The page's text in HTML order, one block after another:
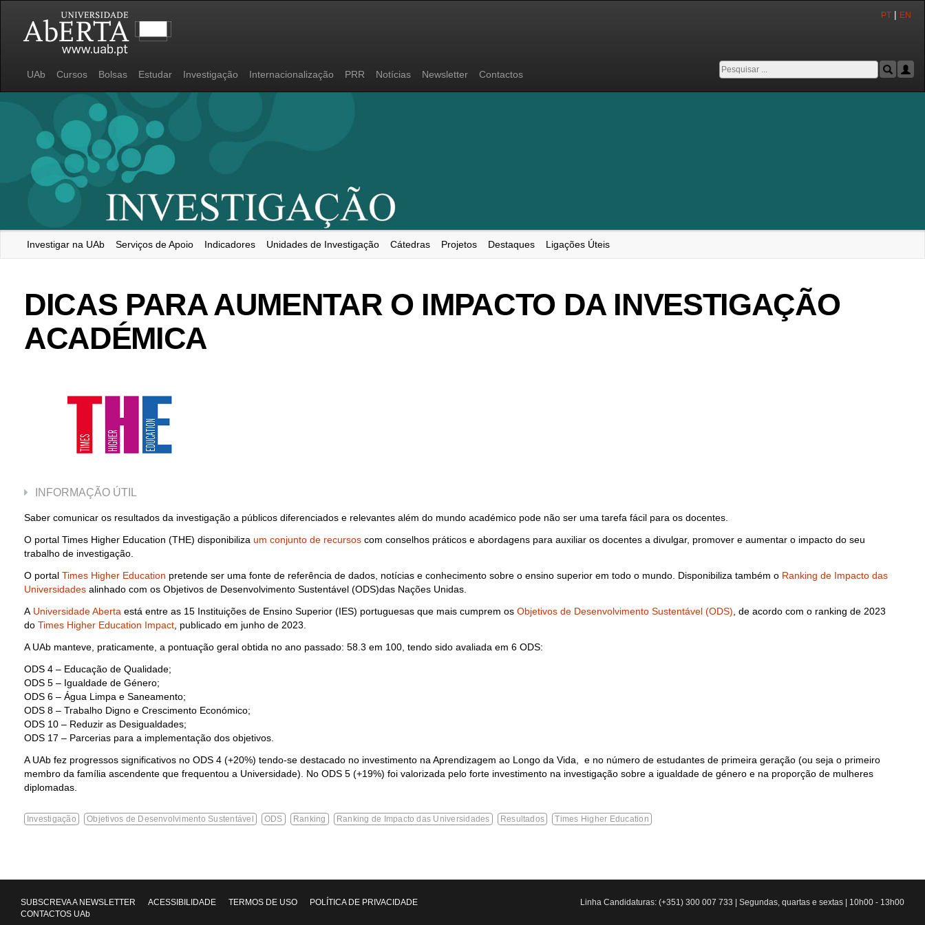
PT| EN
UAb Cursos Bolsas Estudar Investigação Internacionalização PRR Notícias Newsletter Contactos
Investigar na UAb Serviços de Apoio Indicadores Unidades de Investigação Cátedras Projetos Destaques Ligações Úteis
DICAS PARA AUMENTAR O IMPACTO DA INVESTIGAÇÃO
ACADÉMICA
INFORMAÇÃO ÚTIL
Saber comunicar os resultados da investigação a públicos diferenciados e relevantes além do mundo académico pode não ser uma tarefa fácil para os docentes.
O portal Times Higher Education (THE) disponibiliza um conjunto de recursos com conselhos práticos e abordagens para auxiliar os docentes a divulgar, promover e aumentar o impacto do seu
trabalho de investigação.
O portal Times Higher Education pretende ser uma fonte de referência de dados, notícias e conhecimento sobre o ensino superior em todo o mundo. Disponibiliza também o Ranking de Impacto das
Universidades alinhado com os Objetivos de Desenvolvimento Sustentável (ODS)das Nações Unidas.
A Universidade Aberta está entre as 15 Instituições de Ensino Superior (IES) portuguesas que mais cumprem os Objetivos de Desenvolvimento Sustentável (ODS) , de acordo com o ranking de 2023
do Times Higher Education Impact , publicado em junho de 2023.
A UAb manteve, praticamente, a pontuação geral obtida no ano passado: 58.3 em 100, tendo sido avaliada em 6 ODS:
ODS 4 – Educação de Qualidade;
ODS 5 – Igualdade de Género;
ODS 6 – Água Limpa e Saneamento;
ODS 8 – Trabalho Digno e Crescimento Económico;
ODS 10 – Reduzir as Desigualdades;
ODS 17 – Parcerias para a implementação dos objetivos.
A UAb fez progressos significativos no ODS 4 (+20%) tendo-se destacado no investimento na Aprendizagem ao Longo da Vida, e no número de estudantes de primeira geração (ou seja o primeiro
membro da família ascendente que frequentou a Universidade). No ODS 5 (+19%) foi valorizada pelo forte investimento na investigação sobre a igualdade de género e na proporção de mulheres
diplomadas.
Investigação Objetivos de Desenvolvimento Sustentável ODS Ranking Ranking de Impacto das Universidades Resultados Times Higher Education
SUBSCREVA A NEWSLETTER ACESSIBILIDADE TERMOS DE USO
POLÍTICA DE PRIVACIDADE
CONTACTOS UAb
Linha Candidaturas: (+351) 300 007 733 | Segundas, quartas e sextas | 10h00 - 13h00